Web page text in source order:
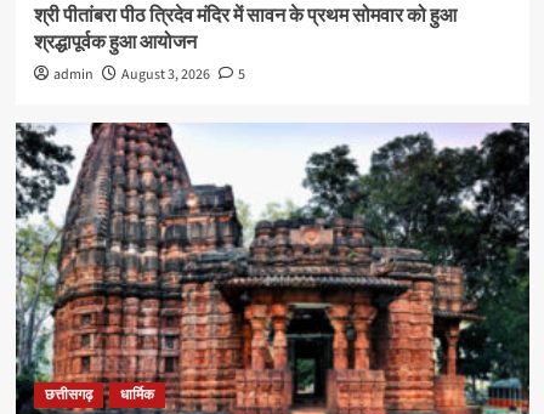
श्री पीतांबरा पीठ त्रिदेव मंदिर में सावन के प्रथम सोमवार को हुआ
श्रद्धापूर्वक हुआ आयोजन
admin August 3, 2026 5
छत्तीसगढ़ धार्मिक